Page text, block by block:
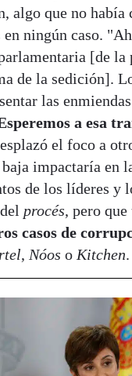
algo que no había
en ningún caso.
[de la
de la sedición].
las
a esa
el foco a
impactaría en
de los líderes y
procés, pero
casos de
, Nóos o Kitchen.